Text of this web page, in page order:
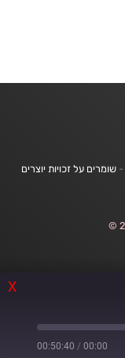
X
00:00
/
00:50:40
- שומרים על זכויות יוצרים